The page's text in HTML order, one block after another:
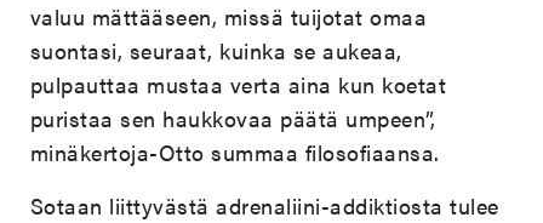
valuu mättääseen, missä tuijotat omaa
suontasi, seuraat, kuinka se aukeaa,
pulpauttaa mustaa verta aina kun koetat
puristaa sen haukkovaa päätä umpeen”,
minäkertoja-Otto summaa filosofiaansa.
Sotaan liittyvästä adrenaliini-addiktiosta tulee